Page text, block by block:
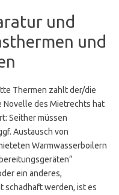
und
und
Thermen zahlt der/die
Novelle des Mietrechts hat
Seither müssen
Austausch von
Warmwasserboilern
ein anderes,
schadhaft werden, ist es